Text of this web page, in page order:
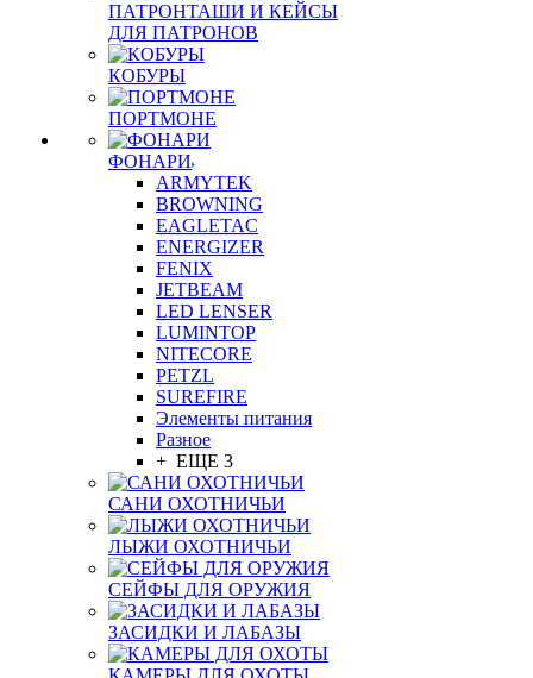
ПАТРОНТАШИ И КЕЙСЫ
ДЛЯ ПАТРОНОВ
КОБУРЫ
ПОРТМОНЕ
ФОНАРИ
ARMYTEK
BROWNING
EAGLETAC
ENERGIZER
FENIX
JETBEAM
LED LENSER
LUMINTOP
NITECORE
PETZL
SUREFIRE
Элементы питания
Разное
+ ЕЩЕ 3
САНИ ОХОТНИЧЬИ
ЛЫЖИ ОХОТНИЧЬИ
СЕЙФЫ ДЛЯ ОРУЖИЯ
ЗАСИДКИ И ЛАБАЗЫ